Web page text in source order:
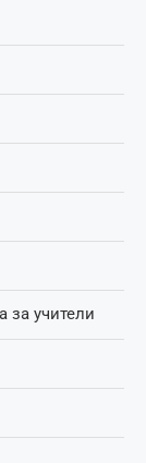
за учители